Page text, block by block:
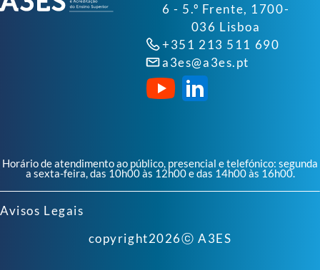
6 - 5.º Frente, 1700-
036 Lisboa
+351 213 511 690
a3es@a3es.pt
Horário de atendimento ao público, presencial e telefónico: segunda
a sexta-feira, das 10h00 às 12h00 e das 14h00 às 16h00.
Avisos Legais
copyright2026ⓒ A3ES